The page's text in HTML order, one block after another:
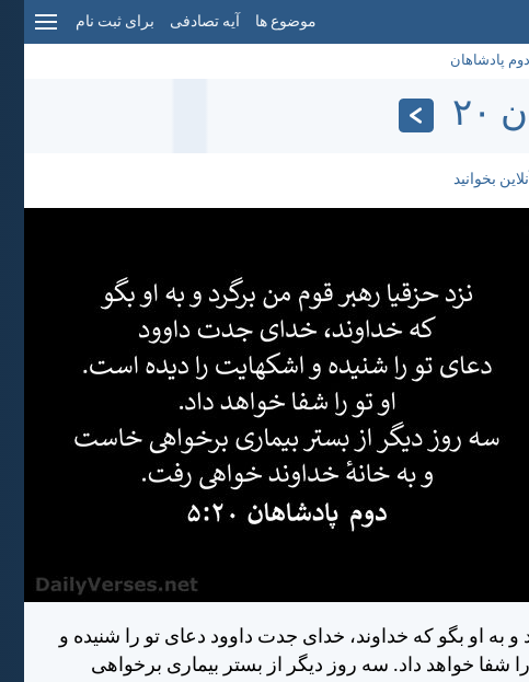
موضوع ها آیه تصادفی برای ثبت نام
دوم پادشاهان
بخوانید
به او بگو كه خداوند، خدای جدت داوود دعای تو را شنيده و
شفا خواهد داد. سه روز ديگر از بستر بيماری برخواهی